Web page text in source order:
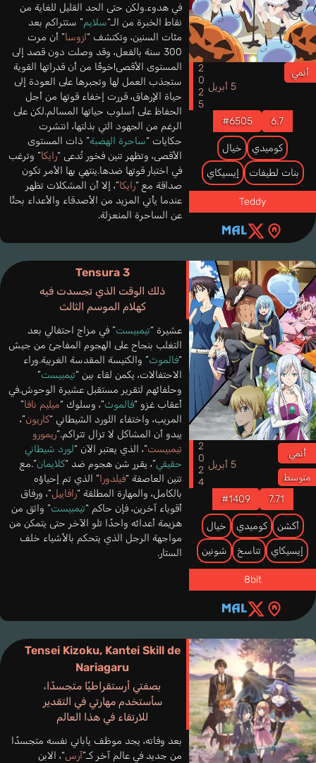
أنمي
5 أبريل
2025
6.7
#6505
كوميدي خيال
بنات لطيفات إيسيكاي
Teddy
في هدوء.ولكن حتى الحد القليل للغاية من
نقاط الخبرة من الـ“سلايم” ستتراكم بعد
مئات السنين، وتكتشف “ازوسا” أن مرت
300 سنة بالفعل، وقد وصلت دون قصد إلى
المستوى الأقصى!خوفًا من أن قدراتها القوية
ستجذب العمل لها وتجبرها على العودة إلى
حياة الإرهاق، قررت إخفاء قوتها من أجل
الحفاظ على أسلوب حياتها المسالم.لكن على
الرغم من الجهود التي بذلتها، انتشرت
حكايات “ساحرة الهضبة” ذات المستوى
الأقصى، وتظهر تنين فخور تُدعى “رايكا” وترغب
في اختبار قوتها ضدها.ينتهي بها الأمر تكون
صداقة مع “رايكا”، إلا أن المشكلات تظهر
عندما يأتي المزيد من الأصدقاء والأعداء بحثًا
عن الساحرة المنعزلة.
Tensura 3
ذلك الوقت الذي تجسدت فيه
كهلام الموسم الثالث
أنمي
متوسط
5 أبريل 2024
7.71
#1409
أكشن كوميدي خيال
إيسيكاي تناسخ شونين
8bit
عشيرة “تيمبيست” في مزاج احتفالي بعد
التغلب بنجاح على الهجوم المفاجئ من جيش
“فالموث” والكنيسة المقدسة الغربية.وراء
الاحتفالات، يكمن لقاء بين “تيمبيست”
وحلفائهم لتقرير مستقبل عشيرة الوحوش.في
أعقاب غزو “فالموث”، وسلوك “ميليم نافا”
المريب، واختفاء اللورد الشيطاني “كاريون”،
يبدو أن المشاكل لا تزال تتراكم.“ريمورو
تيمبيست”، الذي يعتبر الآن “لورد شيطاني
حقيقي”، يقرر شن هجوم ضد “كلايمان”.مع
تنين العاصفة “فيلدورا” الذي تم إحياؤه
بالكامل، والمهارة المطلقة “رافاييل”، ورفاق
أقوياء آخرين، فإن حاكم “تيمبيست” واثق من
هزيمة أعدائه واحدًا تلو الآخر حتى يتمكن من
مواجهة الرجل الذي يتحكم بالأشياء خلف
الستار.
Tensei Kizoku, Kantei Skill de
Nariagaru
بصفتي أرستقراطيًا متجسدًا،
سأستخدم مهارتي في التقدير
للارتقاء في هذا العالم
بعد وفاته، يجد موظف ياباني نفسه متجسدًا
من جديد في عالم آخر كـ”آرس“، الابن